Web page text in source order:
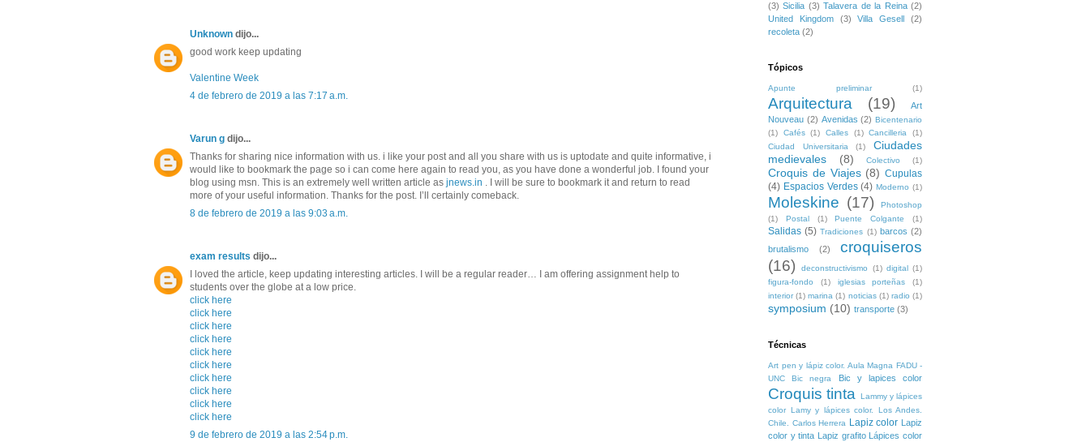
Unknown dijo...
good work keep updating
Valentine Week
4 de febrero de 2019 a las 7:17 a.m.
Varun g dijo...
Thanks for sharing nice information with us. i like your post and all you share with us is uptodate and quite informative, i
would like to bookmark the page so i can come here again to read you, as you have done a wonderful job. I found your
blog using msn. This is an extremely well written article as jnews.in . I will be sure to bookmark it and return to read
more of your useful information. Thanks for the post. I’ll certainly comeback.
8 de febrero de 2019 a las 9:03 a.m.
exam results dijo...
I loved the article, keep updating interesting articles. I will be a regular reader… I am offering assignment help to
students over the globe at a low price.
click here
click here
click here
click here
click here
click here
click here
click here
click here
click here
9 de febrero de 2019 a las 2:54 p.m.
(3) Sicilia (3) Talavera de la Reina (2)
United Kingdom
(3) Villa Gesell
(2)
recoleta (2)
Tópicos
Apunte preliminar (1)
Arquitectura (19)
Art
Nouveau (2) Avenidas (2) Bicentenario
(1)
Cafés (1) Calles (1) Cancilleria
(1)
Ciudad Universitaria
(1)
Ciudades
medievales
(8) Colectivo (1)
Croquis de Viajes (8) Cupulas
(4) Espacios Verdes (4) Moderno (1)
Moleskine (17)
Photoshop
(1)
Postal (1) Puente Colgante (1)
Salidas (5) Tradiciones (1) barcos (2)
brutalismo
(2)
croquiseros
(16)
deconstructivismo (1) digital
(1)
figura-fondo
(1) iglesias porteñas
(1)
interior (1) marina (1) noticias (1) radio (1)
symposium (10) transporte (3)
Técnicas
Art pen y lápiz color. Aula Magna FADU -
UNC
Bic negra Bic y lapices color
Croquis tinta
Lammy y lápices
color
Lamy y lápices color. Los Andes.
Chile. Carlos Herrera Lapiz color
Lapiz
color y tinta
Lapiz grafito
Lápices color